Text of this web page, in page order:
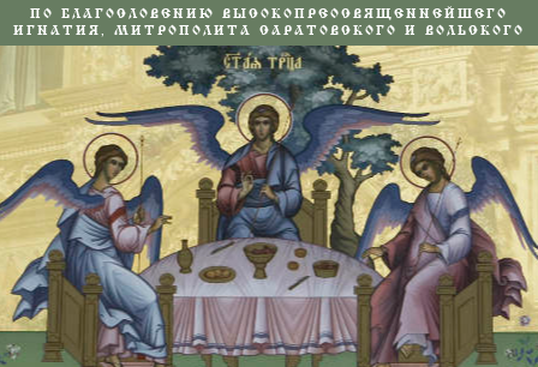
ПО БЛАГОСЛОВЕНИЮ ВЫСОКОПРЕОСВЯЩЕННЕЙШЕГО
ИГНАТИЯ, МИТРОПОЛИТА САРАТОВСКОГО И ВОЛЬСКОГО